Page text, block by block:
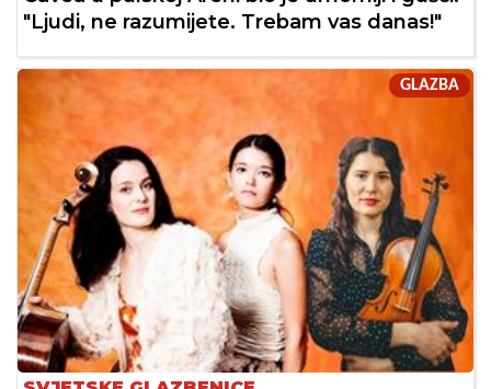
"Ljudi, ne razumijete. Trebam vas danas!"
GLAZBA